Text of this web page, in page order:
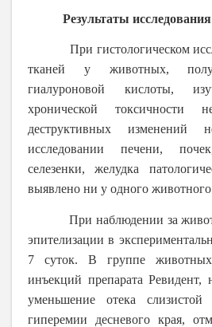
Результаты
При гистологическом
тканей у животных,
гиалуроновой кислоты,
хронической токсичности
деструктивных
исследовании печени,
селезенки, желудка
выявлено ни у одного
При наблюдении за
эпителизации в
7 суток. В группе
инъекций препарата Ревидент,
уменьшение отека
гиперемии десневого края,